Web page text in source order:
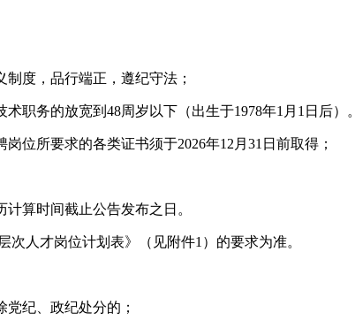
度，品行端正，遵纪守法；
职务的放宽到48周岁以下（出生于1978年1月1日后）。
位所要求的各类证书须于2026年12月31日前取得；
算时间截止公告发布之日。
人才岗位计划表》（见附件1）的要求为准。
纪、政纪处分的；